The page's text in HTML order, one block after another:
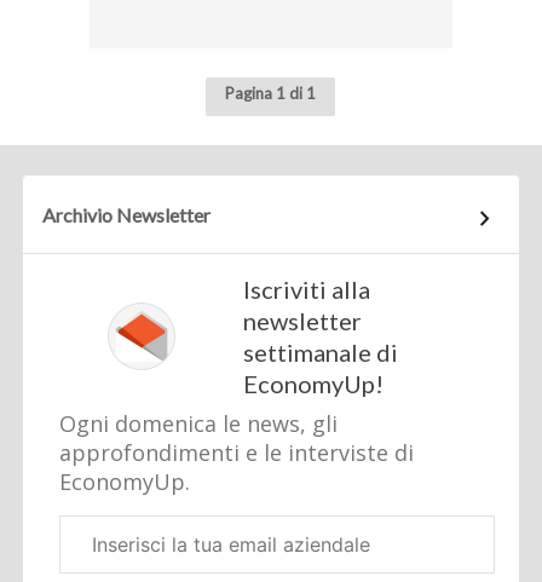
Pagina 1 di 1
Archivio Newsletter
Iscriviti alla
newsletter
settimanale di
EconomyUp!
Ogni domenica le news, gli
approfondimenti e le interviste di
EconomyUp.
aziendale